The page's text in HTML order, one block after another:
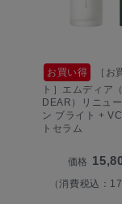
お買い得
［お
ト］エムディア
DEAR）リニュ
ン ブライト +
トセラム
価格
（消費税込：